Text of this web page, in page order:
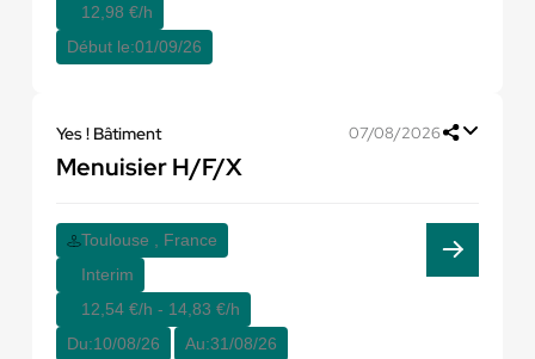
12,98 €/h
Début le:01/09/26
Yes ! Bâtiment 07/08/2026
Menuisier H/F/X
Toulouse , France
Interim
12,54 €/h - 14,83 €/h
Du:10/08/26 Au:31/08/26